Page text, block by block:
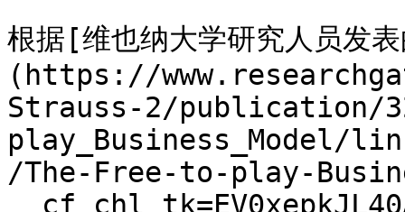
根据[维也纳大学研究人员发
(https://
Strauss-2/publication/
play_Business_Model/
/The-Free-to-play-